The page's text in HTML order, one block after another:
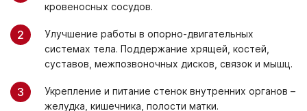
кровеносных сосудов.
Улучшение работы в опорно-двигательных
системах тела. Поддержание хрящей, костей,
суставов, межпозвоночных дисков, связок и мышц.
Укрепление и питание стенок внутренних органов –
желудка, кишечника, полости матки.